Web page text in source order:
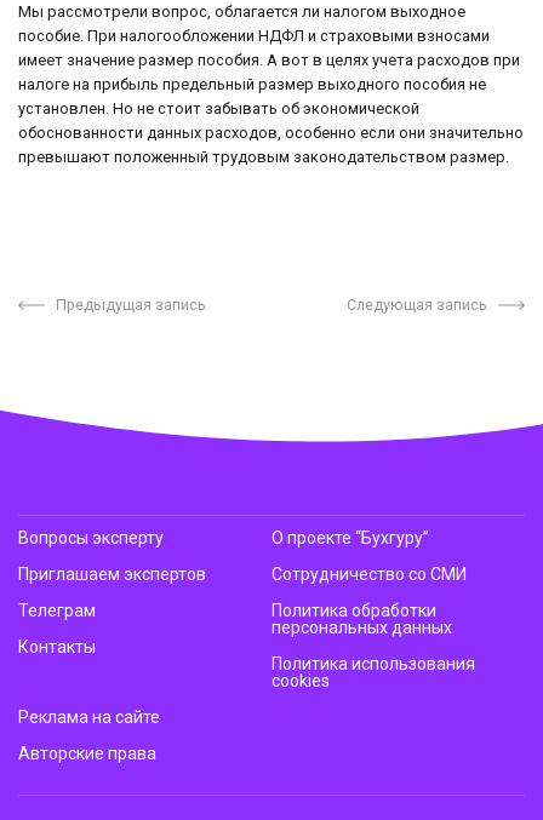
Мы рассмотрели вопрос, облагается ли налогом выходное
пособие. При налогообложении НДФЛ и страховыми взносами
имеет значение размер пособия. А вот в целях учета расходов при
налоге на прибыль предельный размер выходного пособия не
установлен. Но не стоит забывать об экономической
обоснованности данных расходов, особенно если они значительно
превышают положенный трудовым законодательством размер.
Предыдущая запись Следующая запись
Вопросы эксперту
Приглашаем экспертов
Телеграм
Контакты
О проекте “Бухгуру”
Сотрудничество со СМИ
Политика обработки
персональных данных
Политика использования
cookies
Реклама на сайте
Авторские права